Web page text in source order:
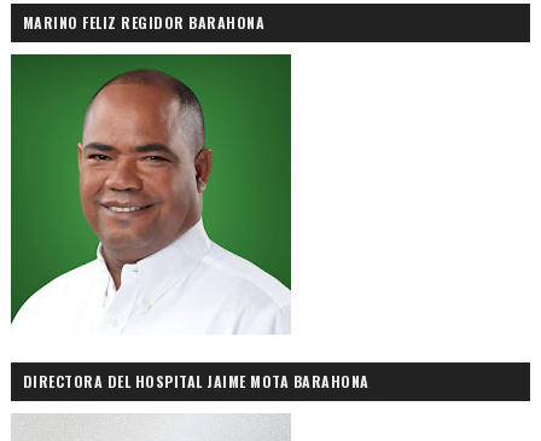
MARINO FELIZ REGIDOR BARAHONA
DIRECTORA DEL HOSPITAL JAIME MOTA BARAHONA